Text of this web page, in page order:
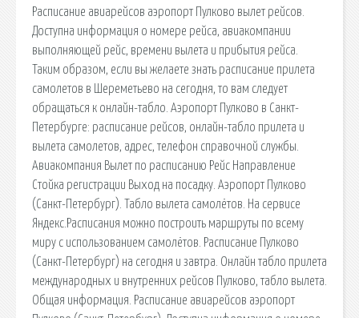
Расписание авиарейсов аэропорт Пулково вылет рейсов.
Доступна информация о номере рейса, авиакомпании
выполняющей рейс, времени вылета и прибытия рейса.
Таким образом, если вы желаете знать расписание прилета
самолетов в Шереметьево на сегодня, то вам следует
обращаться к онлайн-табло. Аэропорт Пулково в Санкт-
Петербурге: расписание рейсов, онлайн-табло прилета и
вылета самолетов, адрес, телефон справочной службы.
Авиакомпания Вылет по расписанию Рейс Направление
Стойка регистрации Выход на посадку. Аэропорт Пулково
(Санкт-Петербург). Табло вылета самолётов. На сервисе
Яндекс.Расписания можно построить маршруты по всему
миру с использованием самолётов. Расписание Пулково
(Санкт-Петербург) на сегодня и завтра. Онлайн табло прилета
международных и внутренних рейсов Пулково, табло вылета.
Общая информация. Расписание авиарейсов аэропорт